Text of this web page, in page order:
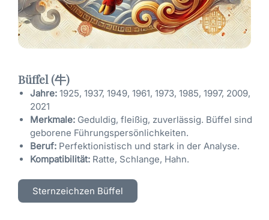
Büffel (牛)
Jahre: 1925, 1937, 1949, 1961, 1973, 1985, 1997, 2009,
2021
Merkmale: Geduldig, fleißig, zuverlässig. Büffel sind
geborene Führungspersönlichkeiten.
Beruf: Perfektionistisch und stark in der Analyse.
Kompatibilität: Ratte, Schlange, Hahn.
Sternzeichzen Büffel